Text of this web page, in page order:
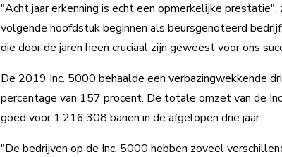
"Acht jaar erkenning is echt een opmerkelijke
volgende hoofdstuk beginnen als beursgenoteerd
die door de jaren heen cruciaal zijn geweest voor ons
De 2019 Inc. 5000 behaalde een verbazingwekkende
percentage van 157 procent. De totale omzet van de
goed voor 1.216.308 banen in de afgelopen drie jaar.
"De bedrijven op de Inc. 5000 hebben zoveel